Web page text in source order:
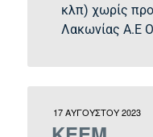
κλπ) χωρίς
Λακωνίας Α.Ε
17 ΑΥΓΟΎΣΤΟΥ 2023